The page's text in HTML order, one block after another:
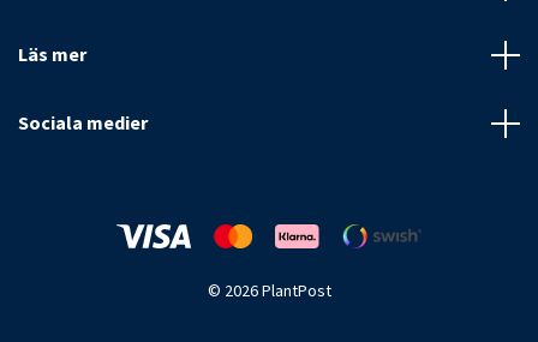
Läs mer
Sociala medier
© 2026 PlantPost